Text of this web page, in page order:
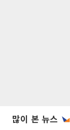
많이 본 뉴스